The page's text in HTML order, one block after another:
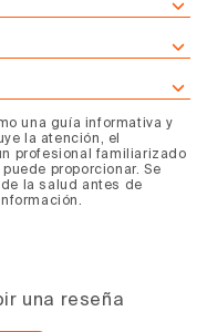
una guía informativa y
la atención, el
profesional familiarizado
proporcionar. Se
la salud antes de
una reseña